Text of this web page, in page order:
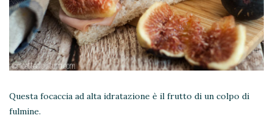
Questa focaccia ad alta idratazione è il frutto di un colpo di
fulmine.